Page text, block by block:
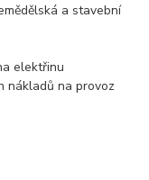
a stavební
elektřinu
nákladů na provoz